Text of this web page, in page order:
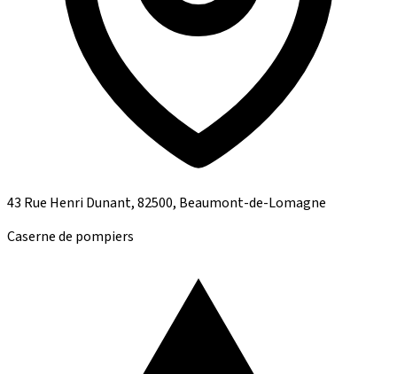
43 Rue Henri Dunant, 82500, Beaumont-de-Lomagne
Caserne de pompiers